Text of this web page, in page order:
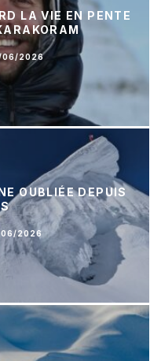
LA VIE EN PENTE
06/2026
OUBLIÉE DEPUIS
06/2026